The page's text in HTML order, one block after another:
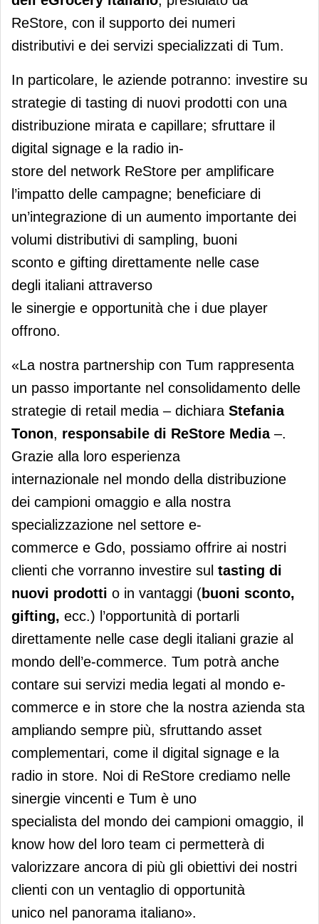
ReStore, con il supporto dei numeri
distributivi e dei servizi specializzati di Tum.
In particolare, le aziende potranno: investire su
strategie di tasting di nuovi prodotti con una
distribuzione mirata e capillare; sfruttare il
digital signage e la radio in-
store del network ReStore per amplificare
l’impatto delle campagne; beneficiare di
un’integrazione di un aumento importante dei
volumi distributivi di sampling, buoni
sconto e gifting direttamente nelle case
degli italiani attraverso
le sinergie e opportunità che i due player
offrono.
«La nostra partnership con Tum rappresenta
un passo importante nel consolidamento delle
strategie di retail media – dichiara Stefania
Tonon, responsabile di ReStore Media–.
Grazie alla loro esperienza
internazionale nel mondo della distribuzione
dei campioni omaggio e alla nostra
specializzazione nel settore e-
commerce e Gdo, possiamo offrire ai nostri
clienti che vorranno investire sul tasting di
nuovi prodotti o in vantaggi (buoni sconto,
gifting, ecc.) l’opportunità di portarli
direttamente nelle case degli italiani grazie al
mondo dell’e-commerce. Tum potrà anche
contare sui servizi media legati al mondo e-
commerce e in store che la nostra azienda sta
ampliando sempre più, sfruttando asset
complementari, come il digital signage e la
radio in store. Noi di ReStore crediamo nelle
sinergie vincenti e Tum è uno
specialista del mondo dei campioni omaggio, il
know how del loro team ci permetterà di
valorizzare ancora di più gli obiettivi dei nostri
clienti con un ventaglio di opportunità
unico nel panorama italiano».